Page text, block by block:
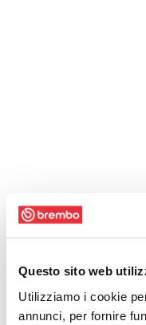
Questo sito web
Utilizziamo i cookie
annunci, per fornire